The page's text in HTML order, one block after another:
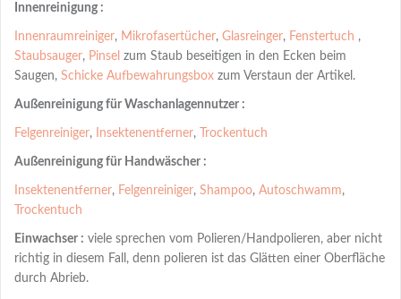
Innenreinigung :
Innenraumreiniger, Mikrofasertücher, Glasreinger, Fenstertuch ,
Staubsauger, Pinsel zum Staub beseitigen in den Ecken beim
Saugen, Schicke Aufbewahrungsbox zum Verstaun der Artikel.
Außenreinigung für Waschanlagennutzer :
Felgenreiniger, Insektenentferner, Trockentuch
Außenreinigung für Handwäscher :
Insektenentferner, Felgenreiniger, Shampoo, Autoschwamm,
Trockentuch
Einwachser : viele sprechen vom Polieren/Handpolieren, aber nicht
richtig in diesem Fall, denn polieren ist das Glätten einer Oberfläche
durch Abrieb.